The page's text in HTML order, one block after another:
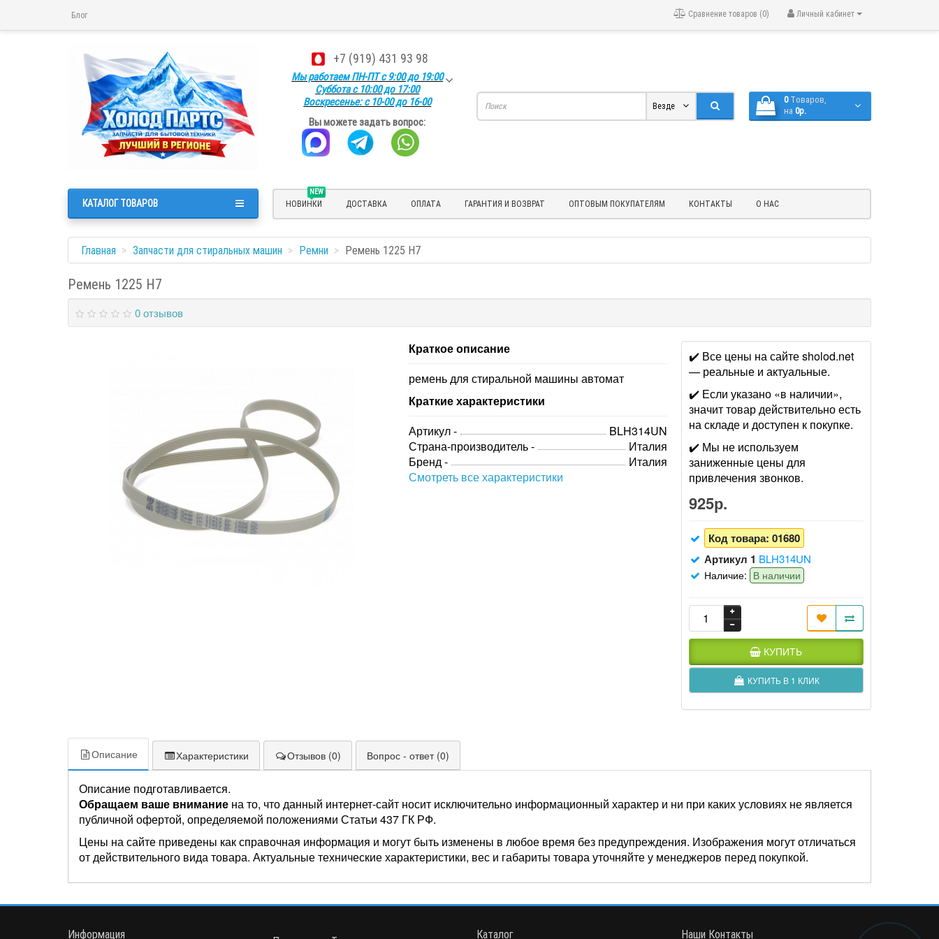
Блог Личный кабинет
Сравнение товаров (0)
+7 (919) 431 93 98
Мы работаем ПН-ПТ с 9:00 до 19:00
Суббота с 10:00 до 17:00
Воскресенье: с 10-00 до 16-00
Вы можете задать вопрос:
0 Tоваров,
на 0р.
Везде
NEW
НОВИНКИ ДОСТАВКА ОПЛАТА ГАРАНТИЯ И ВОЗВРАТ ОПТОВЫМ ПОКУПАТЕЛЯМ КОНТАКТЫ О НАС
КАТАЛОГ ТОВАРОВ
Главная Запчасти для стиральных машин Ремни Ремень 1225 H7
Ремень 1225 H7
0 отзывов
Краткое описание
ремень для стиральной машины автомат
Краткие характеристики
Артикул -
BLH314UN
Страна-производитель -
Италия
Бренд -
Италия
Смотреть все характеристики
✔️ Все цены на сайте sholod.net
— реальные и актуальные.
✔️ Если указано «в наличии»,
значит товар действительно есть
на складе и доступен к покупке.
✔️ Мы не используем
заниженные цены для
привлечения звонков.
925р.
Код товара: 01680
Артикул 1 BLH314UN
Наличие: В наличии
КУПИТЬ
КУПИТЬ В 1 КЛИК
Описание Характеристики Отзывов (0) Вопрос - ответ (0)
Описание подготавливается.
Обращаем ваше внимание на то, что данный интернет-сайт носит исключительно информационный характер и ни при каких условиях не является
публичной офертой, определяемой положениями Статьи 437 ГК РФ.
Цены на сайте приведены как справочная информация и могут быть изменены в любое время без предупреждения. Изображения могут отличаться
от действительного вида товара. Актуальные технические характеристики, вес и габариты товара уточняйте у менеджеров перед покупкой.
Информация Каталог Наши Контакты